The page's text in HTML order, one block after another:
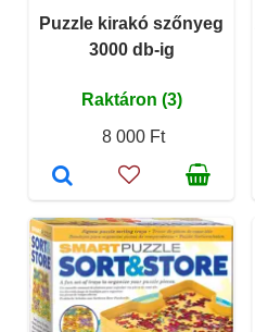
Puzzle kirakó szőnyeg
3000 db-ig
Raktáron (3)
8 000 Ft